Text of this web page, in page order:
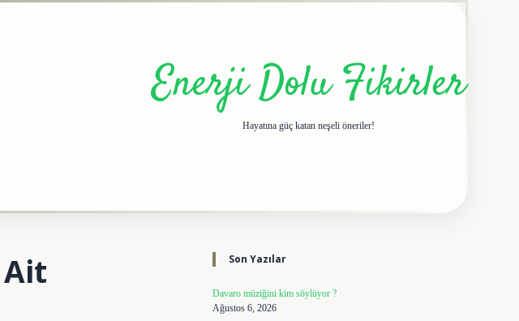
Enerji Dolu Fikirler
Hayatına güç katan neşeli öneriler!
Sidebar
Son Yazılar
Davaro müziğini kim söylüyor ?
Ağustos 6, 2026